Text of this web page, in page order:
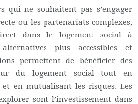
qui ne souhaitent pas s’engager
ou les partenariats complexes,
dans le logement social à
plus accessibles et
permettent de bénéficier des
du logement social tout en
en mutualisant les risques. Les
sont l’investissement dans